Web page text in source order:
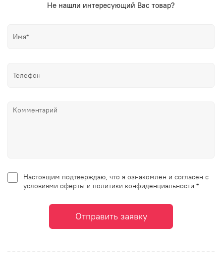
Не нашли интересующий Вас товар?
Настоящим подтверждаю, что я ознакомлен и согласен с
условиями оферты и политики конфиденциальности *
Отправить заявку